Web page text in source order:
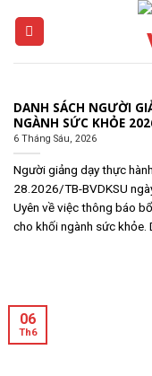
DANH SÁCH NGƯỜI
NGÀNH SỨC KHỎE
6 Tháng Sáu, 2026
Người giảng dạy thực
28.2026/TB-BVDKSU
Uyên về việc thông báo
cho khối ngành sức khỏe.
06
Th6